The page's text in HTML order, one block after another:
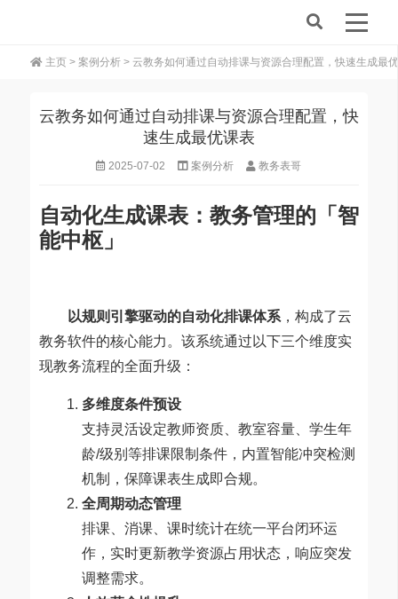
主页> 案例分析> 云教务如何通过自动排课与资源合理配置，快速生成最
云教务如何通过自动排课与资源合理配置，快
速生成最优课表
2025-07-02 案例分析 教务表哥
自动化生成课表：教务管理的「智
能中枢」
以规则引擎驱动的自动化排课体系，构成了云
教务软件的核心能力。该系统通过以下三个维度实
现教务流程的全面升级：
多维度条件预设
支持灵活设定教师资质、教室容量、学生年
龄/级别等排课限制条件，内置智能冲突检测
机制，保障课表生成即合规。
全周期动态管理
排课、消课、课时统计在统一平台闭环运
作，实时更新教学资源占用状态，响应突发
调整需求。